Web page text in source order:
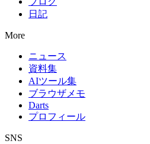
日記
More
ニュース
資料集
AIツール集
ブラウザメモ
Darts
プロフィール
SNS